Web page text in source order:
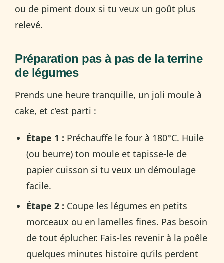
ou de piment doux si tu veux un goût plus
relevé.
Préparation pas à pas de la terrine
de légumes
Prends une heure tranquille, un joli moule à
cake, et c’est parti :
Étape 1 : Préchauffe le four à 180°C. Huile
(ou beurre) ton moule et tapisse-le de
papier cuisson si tu veux un démoulage
facile.
Étape 2 : Coupe les légumes en petits
morceaux ou en lamelles fines. Pas besoin
de tout éplucher. Fais-les revenir à la poêle
quelques minutes histoire qu’ils perdent